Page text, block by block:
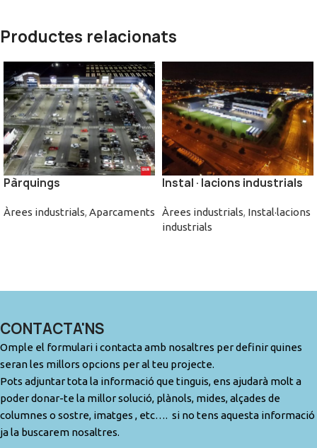
Productes relacionats
Pàrquings
Àrees industrials, Aparcaments
Instal·lacions industrials
Àrees industrials, Instal·lacions
industrials
CONTACTA'NS
Omple el formulari i contacta amb nosaltres per definir quines
seran les millors opcions per al teu projecte.
Pots adjuntar tota la informació que tinguis, ens ajudarà molt a
poder donar-te la millor solució, plànols, mides, alçades de
columnes o sostre, imatges , etc…. si no tens aquesta informació
ja la buscarem nosaltres.